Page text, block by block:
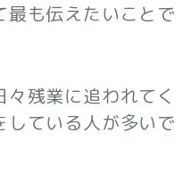
も伝えたいことで
残業に追われてく
している人が多いで